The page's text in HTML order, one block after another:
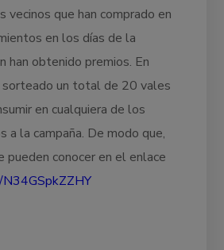
vecinos que han comprado en
en los días de la
han obtenido premios. En
sorteado un total de 20 vales
en cualquiera de los
a la campaña. De modo que,
pueden conocer en el enlace